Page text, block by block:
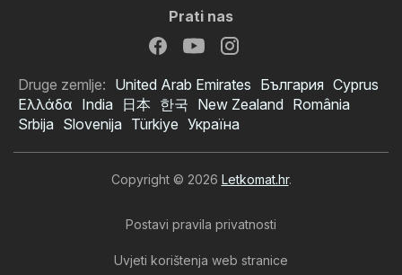
Prati nas
Druge zemlje: United Arab Emirates България Cyprus
Ελλάδα India 日本 한국 New Zealand România
Srbija Slovenija Türkiye Україна
Copyright © 2026 Letkomat.hr.
Postavi pravila privatnosti
Uvjeti korištenja web stranice